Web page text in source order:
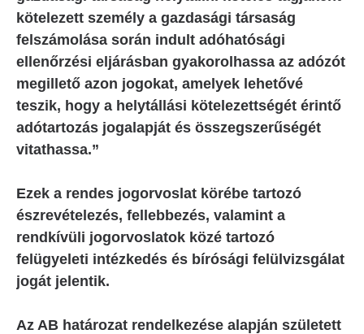
kötelezett személy a gazdasági társaság
felszámolása során indult adóhatósági
ellenőrzési eljárásban gyakorolhassa az adózót
megillető azon jogokat, amelyek lehetővé
teszik, hogy a helytállási kötelezettségét érintő
adótartozás jogalapját és összegszerűségét
vitathassa.”
Ezek a rendes jogorvoslat körébe tartozó
észrevételezés, fellebbezés, valamint a
rendkívüli jogorvoslatok közé tartozó
felügyeleti intézkedés és bírósági felülvizsgálat
jogát jelentik.
Az AB határozat rendelkezése alapján született